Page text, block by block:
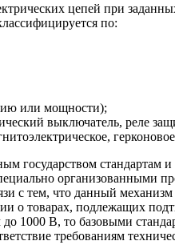
цепей при
по:
или мощности);
выключатель, реле
государством
организованными
с тем, что данный
о товарах, подлежащих
до 1000 В, то базовыми
требованиям